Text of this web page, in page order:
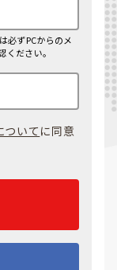
必ずPCからのメ
ださい。
ついてに同意